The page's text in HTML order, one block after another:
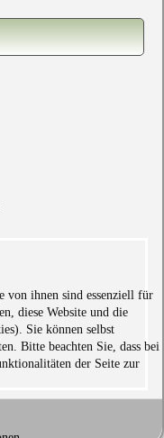
von ihnen sind essenziell für
diese Website und die
Sie können selbst
Bitte beachten Sie, dass bei
der Seite zur